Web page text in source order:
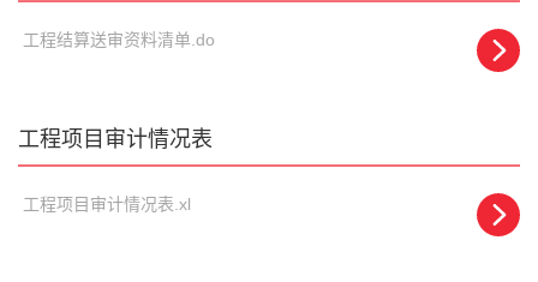
工程结算送审资料清单.do
工程项目审计情况表
工程项目审计情况表.xl